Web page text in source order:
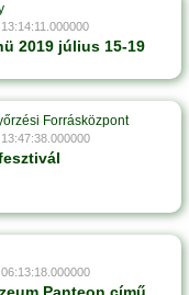
2019 július 15-19
Forrásközpont